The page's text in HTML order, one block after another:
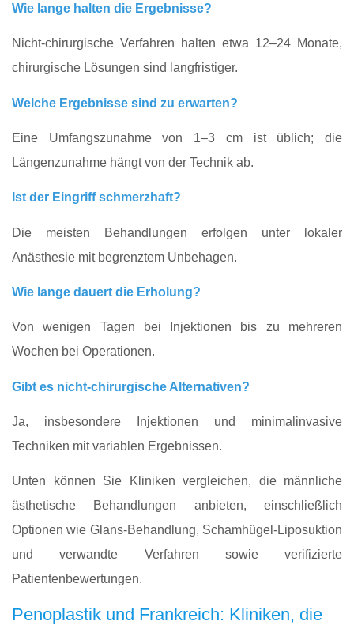
Wie lange halten die Ergebnisse?
Nicht-chirurgische Verfahren halten etwa 12–24 Monate,
chirurgische Lösungen sind langfristiger.
Welche Ergebnisse sind zu erwarten?
Eine Umfangszunahme von 1–3 cm ist üblich; die
Längenzunahme hängt von der Technik ab.
Ist der Eingriff schmerzhaft?
Die meisten Behandlungen erfolgen unter lokaler
Anästhesie mit begrenztem Unbehagen.
Wie lange dauert die Erholung?
Von wenigen Tagen bei Injektionen bis zu mehreren
Wochen bei Operationen.
Gibt es nicht-chirurgische Alternativen?
Ja, insbesondere Injektionen und minimalinvasive
Techniken mit variablen Ergebnissen.
Unten können Sie Kliniken vergleichen, die männliche
ästhetische Behandlungen anbieten, einschließlich
Optionen wie Glans-Behandlung, Schamhügel-Liposuktion
und verwandte Verfahren sowie verifizierte
Patientenbewertungen.
Penoplastik und Frankreich: Kliniken, die